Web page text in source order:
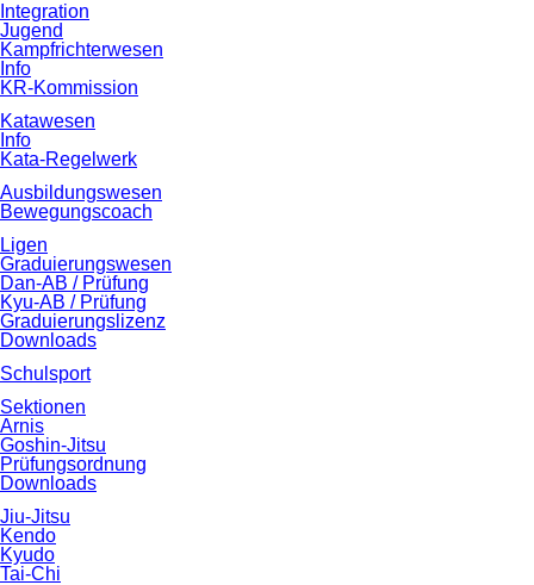
Integration
Jugend
Kampfrichterwesen
Info
KR-Kommission
Katawesen
Info
Kata-Regelwerk
Ausbildungswesen
Bewegungscoach
Ligen
Graduierungswesen
Dan-AB / Prüfung
Kyu-AB / Prüfung
Graduierungslizenz
Downloads
Schulsport
Sektionen
Arnis
Goshin-Jitsu
Prüfungsordnung
Downloads
Jiu-Jitsu
Kendo
Kyudo
Tai-Chi